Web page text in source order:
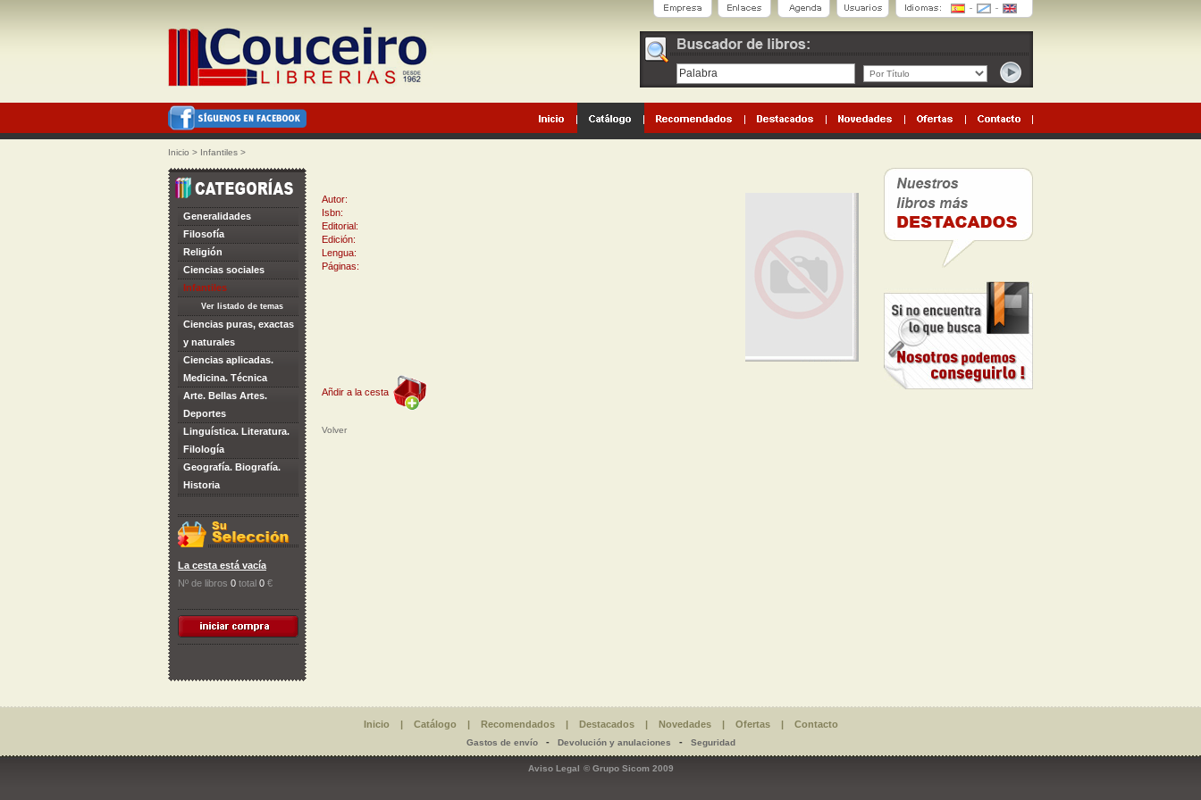
Inicio > Infantiles >
Generalidades
Filosofía
Religión
Ciencias sociales
Infantiles
Ver listado de temas
Ciencias puras, exactas
y naturales
Ciencias aplicadas.
Medicina. Técnica
Arte. Bellas Artes.
Deportes
Linguística. Literatura.
Filología
Geografía. Biografía.
Historia
La cesta está vacía
Nº de libros 0 total 0 €
Autor:
Isbn:
Editorial:
Edición:
Lengua:
Páginas:
Añdir a la cesta
Volver
Inicio | Catálogo | Recomendados| Destacados| Novedades| Ofertas| Contacto
Gastos de envío- Devolución y anulaciones - Seguridad
Aviso Legal © Grupo Sicom 2009